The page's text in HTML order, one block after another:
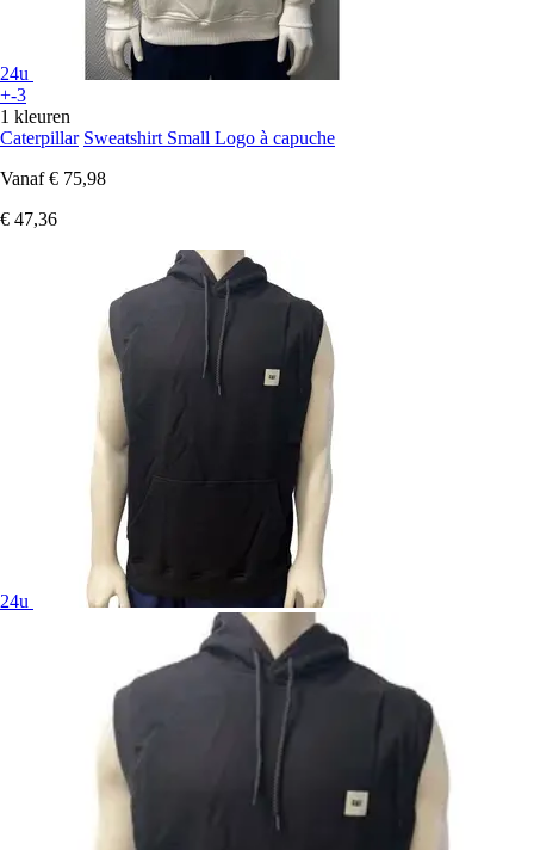
24u
+-3
1 kleuren
Caterpillar Sweatshirt Small Logo à capuche
Vanaf € 75,98
€ 47,36
24u